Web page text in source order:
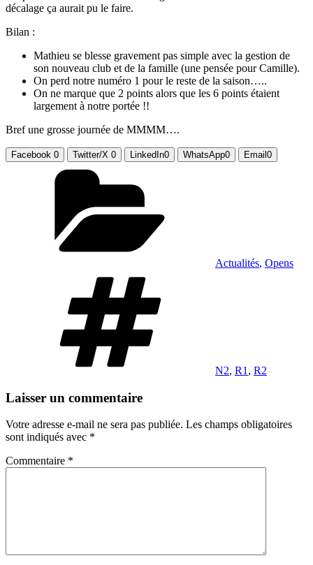
décalage ça aurait pu le faire.
Bilan :
Mathieu se blesse gravement pas simple avec la gestion de
son nouveau club et de la famille (une pensée pour Camille).
On perd notre numéro 1 pour le reste de la saison…..
On ne marque que 2 points alors que les 6 points étaient
largement à notre portée !!
Bref une grosse journée de MMMM….
Facebook 0 Twitter/X 0 LinkedIn0 WhatsApp0 Email 0
Actualités, Opens
N2, R1 , R2
Laisser un commentaire
Votre adresse e-mail ne sera pas publiée. Les champs obligatoires
sont indiqués avec *
Commentaire *